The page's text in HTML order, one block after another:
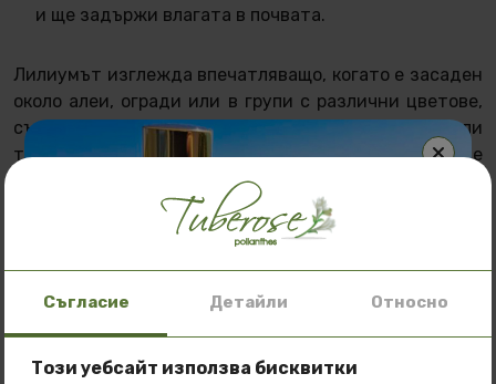
и ще задържи влагата в почвата.
Лилиумът изглежда впечатляващо, когато е засаден
около алеи, огради или в групи с различни цветове,
създавайки градински шедьовър. Независимо дали
търсите лилиум в саксия или искате да го засадите
в градината, в нашия онлайн магазин ще откриете
висококачествени растения на достъпни цени.
Всички те ще внесат стил и изящество във вашия
Поръчайте лилиум онлайн още днес на достъпна
цена и се насладете на неговата неповторима
красота!
Съгласие Детайли Относно
Този уебсайт използва бисквитки